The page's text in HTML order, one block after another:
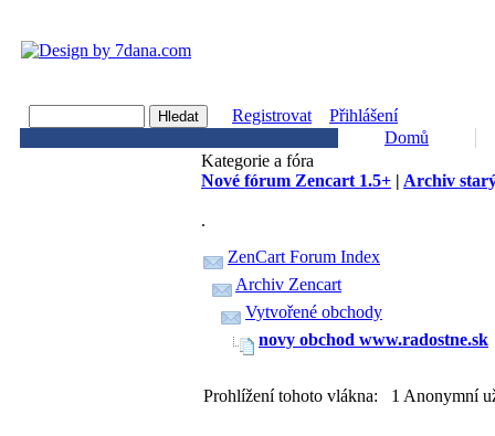
Registrovat
Přihlášení
Domů
Kategorie a fóra
Nové fórum Zencart 1.5+ | Archiv
.
ZenCart Forum Index
Archiv Zencart
Vytvořené obchody
novy obchod www.radostne.sk
Prohlížení tohoto vlákna: 1 Anonymní